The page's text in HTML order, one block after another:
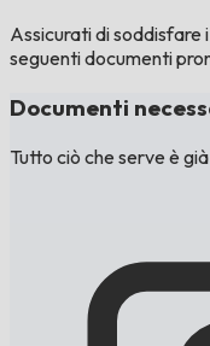
Assicurati di soddisfare
seguenti documenti
Documenti
Tutto ciò che serve è